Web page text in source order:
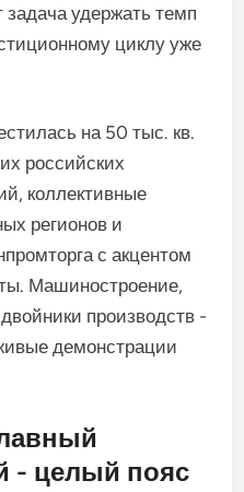
удержать темп
циклу уже
на 50 тыс. кв.
российских
коллективные
регионов и
с акцентом
Машиностроение,
производств -
демонстрации
- целый пояс